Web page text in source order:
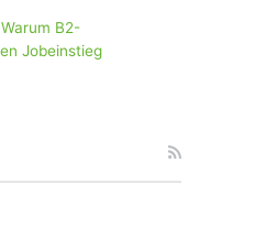
B2-
Jobeinstieg